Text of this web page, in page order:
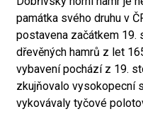
památka svého druhu v
postavena začátkem 19.
dřevěných hamrů z let
vybavení pochází z 19.
zkujňovalo vysokopecní
vykovávaly tyčové